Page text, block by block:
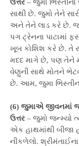
ઉત્તર – જુમા
સાથી છે. જુમો તેને
અને તેને લાડ કરે છે.
પગ ટ્રેનના પાટામાં
ખૂબ કોશિશ કરે છે. તે
મદદ માગે છે, પણ તેને
વેણુની સાથે મોતને
છે. આમ, જુમા
(6) જુમાએ જીવનમાં
ઉત્તર – જુમો જન્મ્યો
એક હાથમાંથી બીજા
નીકળેલો.